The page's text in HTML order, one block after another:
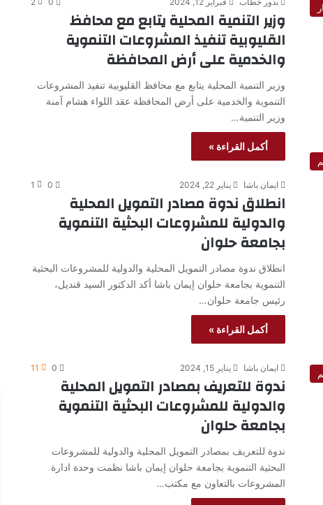
وزير التنمية المحلية يتابع مع محافظ
القليوبية تنفيذ المشروعات التنموية
والخدمية على أرض المحافظة
وزير التنمية المحلية يتابع مع محافظ القليوبية تنفيذ المشروعات
التنموية والخدمية على أرض المحافظة عقد اللواء هشام آمنة
وزير التنمية…
أكمل القراءة »
ايمان باشا يناير 22, 2024 0
1
انطلاق ندوة مصادر التمويل المحلية
والدولية للمشروعات البحثية التنموية
بجامعة حلوان
انطلاق ندوة مصادر التمويل المحلية والدولية للمشروعات البحثية
التنموية بجامعة حلوان إيمان باشا أكد الدكتور السيد قنديل،
رئيس جامعة حلوان…
أكمل القراءة »
ايمان باشا يناير 15, 2024 0
11
ندوة للتعريف بمصادر التمويل المحلية
والدولية للمشروعات البحثية التنموية
بجامعة حلوان
ندوة للتعريف بمصادر التمويل المحلية والدولية للمشروعات
البحثية التنموية بجامعة حلوان إيمان باشا نظمت وحدة ادارة
المشروعات بالتعاون مع مكتب…